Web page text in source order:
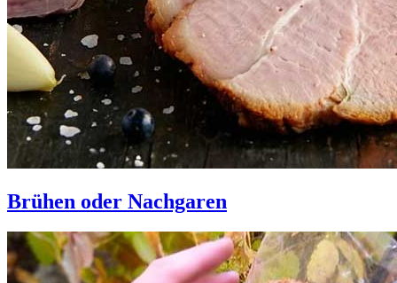
Brühen oder Nachgaren